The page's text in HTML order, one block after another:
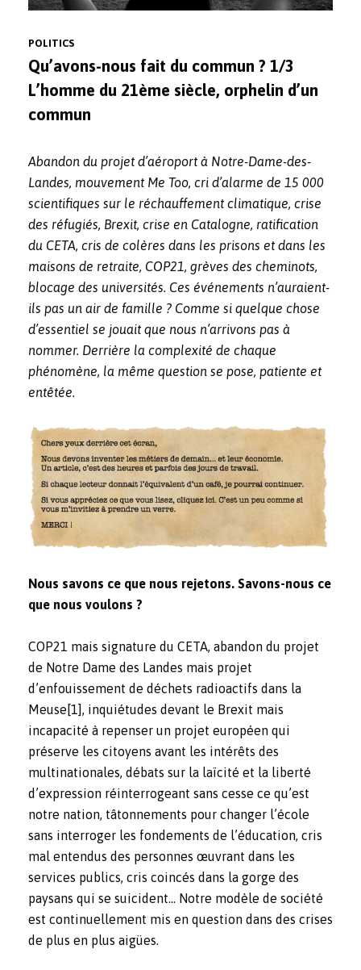
POLITICS
Qu’avons-nous fait du commun ? 1/3
L’homme du 21ème siècle, orphelin d’un
commun
Abandon du projet d’aéroport à Notre-Dame-des-
Landes, mouvement Me Too, cri d’alarme de 15 000
scientifiques sur le réchauffement climatique, crise
des réfugiés, Brexit, crise en Catalogne, ratification
du CETA, cris de colères dans les prisons et dans les
maisons de retraite, COP21, grèves des cheminots,
blocage des universités. Ces événements n’auraient-
ils pas un air de famille ? Comme si quelque chose
d’essentiel se jouait que nous n’arrivons pas à
nommer. Derrière la complexité de chaque
phénomène, la même question se pose, patiente et
entêtée.
Nous savons ce que nous rejetons. Savons-nous ce
que nous voulons ?
COP21 mais signature du CETA, abandon du projet
de Notre Dame des Landes mais projet
d’enfouissement de déchets radioactifs dans la
Meuse [1], inquiétudes devant le Brexit mais
incapacité à repenser un projet européen qui
préserve les citoyens avant les intérêts des
multinationales, débats sur la laïcité et la liberté
d’expression réinterrogeant sans cesse ce qu’est
notre nation, tâtonnements pour changer l’école
sans interroger les fondements de l’éducation, cris
mal entendus des personnes œuvrant dans les
services publics, cris coincés dans la gorge des
paysans qui se suicident… Notre modèle de société
est continuellement mis en question dans des crises
de plus en plus aigües.